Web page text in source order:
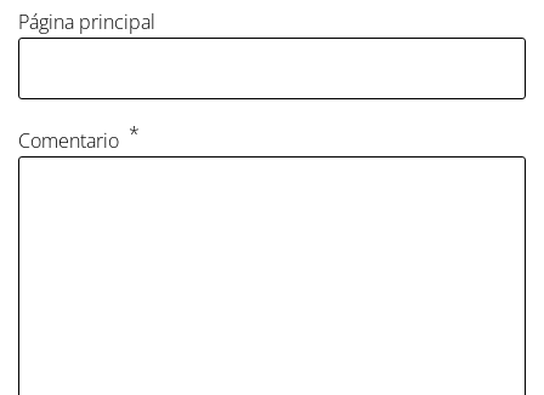
Página principal
Comentario